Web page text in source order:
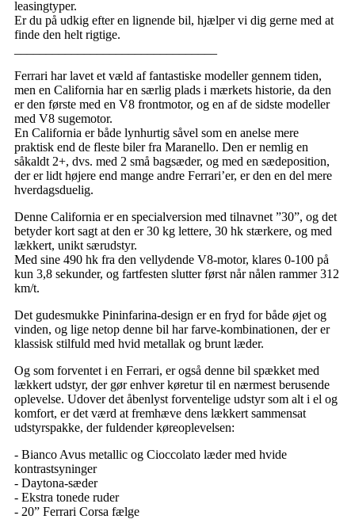
leasingtyper.
Er du på udkig efter en lignende bil, hjælper vi dig gerne med at
finde den helt rigtige.
Ferrari har lavet et væld af fantastiske modeller gennem tiden,
men en California har en særlig plads i mærkets historie, da den
er den første med en V8 frontmotor, og en af de sidste modeller
med V8 sugemotor.
En California er både lynhurtig såvel som en anelse mere
praktisk end de fleste biler fra Maranello. Den er nemlig en
såkaldt 2+, dvs. med 2 små bagsæder, og med en sædeposition,
der er lidt højere end mange andre Ferrari’er, er den en del mere
hverdagsduelig.
Denne California er en specialversion med tilnavnet ”30”, og det
betyder kort sagt at den er 30 kg lettere, 30 hk stærkere, og med
lækkert, unikt særudstyr.
Med sine 490 hk fra den vellydende V8-motor, klares 0-100 på
kun 3,8 sekunder, og fartfesten slutter først når nålen rammer 312
km/t.
Det gudesmukke Pininfarina-design er en fryd for både øjet og
vinden, og lige netop denne bil har farve-kombinationen, der er
klassisk stilfuld med hvid metallak og brunt læder.
Og som forventet i en Ferrari, er også denne bil spækket med
lækkert udstyr, der gør enhver køretur til en nærmest berusende
oplevelse. Udover det åbenlyst forventelige udstyr som alt i el og
komfort, er det værd at fremhæve dens lækkert sammensat
udstyrspakke, der fuldender køreoplevelsen:
- Bianco Avus metallic og Cioccolato læder med hvide
kontrastsyninger
- Daytona-sæder
- Ekstra tonede ruder
- 20” Ferrari Corsa fælge